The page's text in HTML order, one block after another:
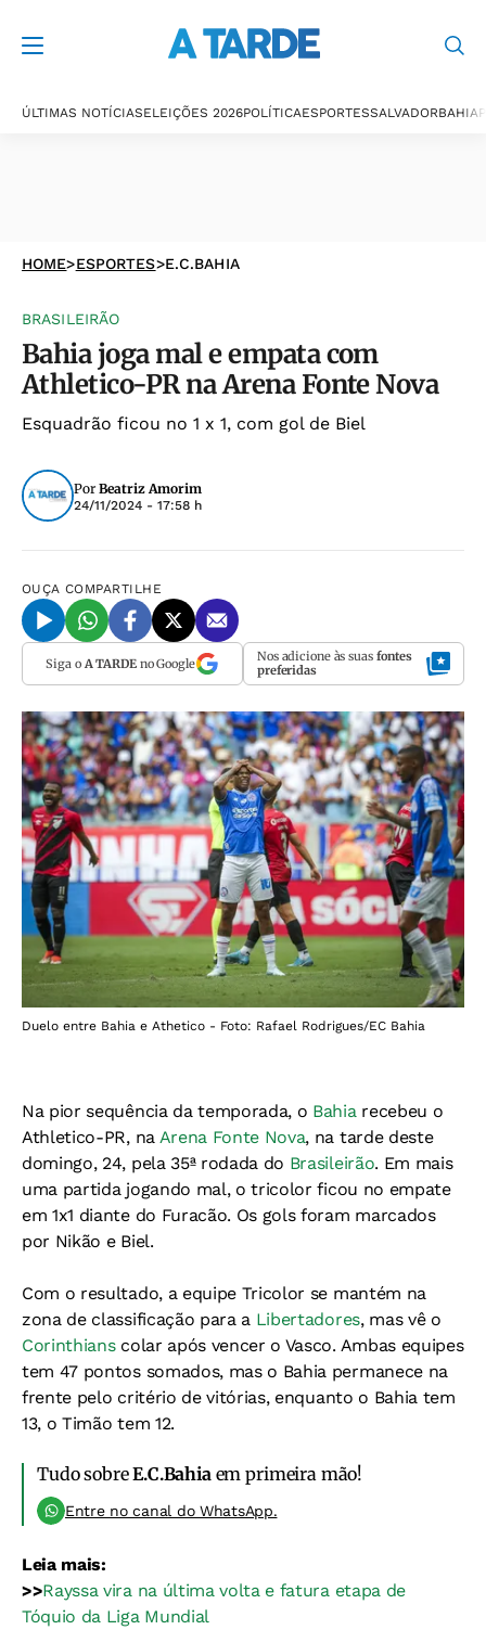
ÚLTIMAS NOTÍCIASELEIÇÕES 2026POLÍTICAESPORTESSALVADORBAHIA
HOME>ESPORTES>E.C.BAHIA
BRASILEIRÃO
Bahia joga mal e empata com
Athletico-PR na Arena Fonte Nova
Esquadrão ficou no 1 x 1, com gol de Biel
Por Beatriz Amorim
24/11/2024 - 17:58 h
OUÇA COMPARTILHE
Siga o A TARDEno Google Nos adicione às suas fontes
preferidas
Duelo entre Bahia e Athetico - Foto: Rafael Rodrigues/EC Bahia
Na pior sequência da temporada, o Bahia recebeu o
Athletico-PR, na Arena Fonte Nova, na tarde deste
domingo, 24, pela 35ª rodada do Brasileirão. Em mais
uma partida jogando mal, o tricolor ficou no empate
em 1x1 diante do Furacão. Os gols foram marcados
por Nikão e Biel.
Com o resultado, a equipe Tricolor se mantém na
zona de classificação para a Libertadores, mas vê o
Corinthianscolar após vencer o Vasco. Ambas equipes
tem 47 pontos somados, mas o Bahia permanece na
frente pelo critério de vitórias, enquanto o Bahia tem
13, o Timão tem 12.
Tudo sobreE.C.Bahia em primeira mão!
Entre no canal do WhatsApp.
Leia mais:
>>Rayssa vira na última volta e fatura etapa de
Tóquio da Liga Mundial